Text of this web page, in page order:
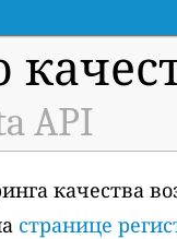
API
качества
странице